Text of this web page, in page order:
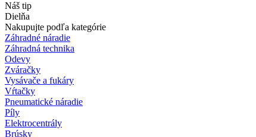
Náš tip
Dielňa
Nakupujte podľa kategórie
Záhradné náradie
Záhradná technika
Odevy
Zváračky
Vysávače a fukáry
Vŕtačky
Pneumatické náradie
Píly
Elektrocentrály
Brúsky